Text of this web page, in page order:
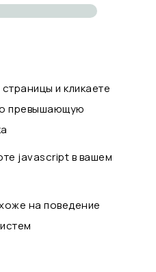
и кликаете
превышающую
javascript в вашем
на поведение